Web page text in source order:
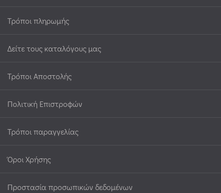
Τρόποι πληρωμής
Δείτε τους καταλόγους μας
Τρόποι Αποστολής
Πολιτική Επιστροφών
Τρόποι παραγγελίας
Όροι Χρήσης
Προστασία προσωπικών δεδομένων